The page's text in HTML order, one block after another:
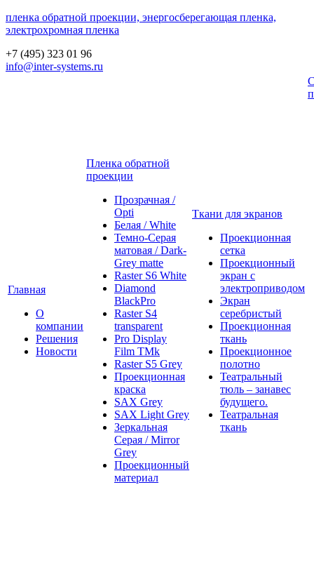
пленка обратной проекции, энергосберегающая пленка,
электрохромная пленка
+7 (495) 323 01 96
info@inter-systems.ru
Главная
О
компании
Решения
Новости
Пленка обратной
проекции
Прозрачная /
Opti
Белая / White
Темно-Серая
матовая / Dark-
Grey matte
Raster S6 White
Diamond
BlackPro
Raster S4
transparent
Pro Display
Film ТМk
Raster S5 Grey
Проекционная
краска
SAX Grey
SAX Light Grey
Зеркальная
Серая / Mirror
Grey
Проекционный
материал
Ткани для экранов
Проекционная
сетка
Проекционный
экран с
электроприводом
Экран
серебристый
Проекционная
ткань
Проекционное
полотно
Театральный
тюль – занавес
будущего.
Театральная
ткань